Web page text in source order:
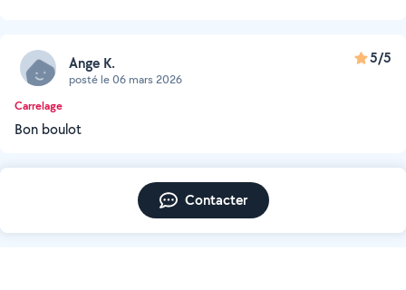
Ange K.
posté le 06 mars 2026
5/5
Carrelage
Bon boulot
Contacter